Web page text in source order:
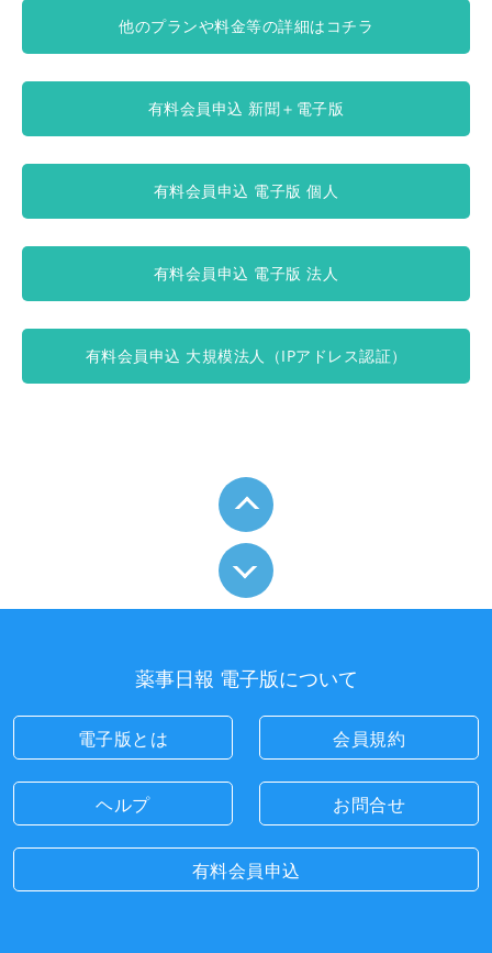
他のプランや料金等の詳細はコチラ
有料会員申込 新聞＋電子版
有料会員申込 電子版 個人
有料会員申込 電子版 法人
有料会員申込 大規模法人（IPアドレス認証）
薬事日報 電子版について
電子版とは 会員規約
ヘルプ お問合せ
有料会員申込